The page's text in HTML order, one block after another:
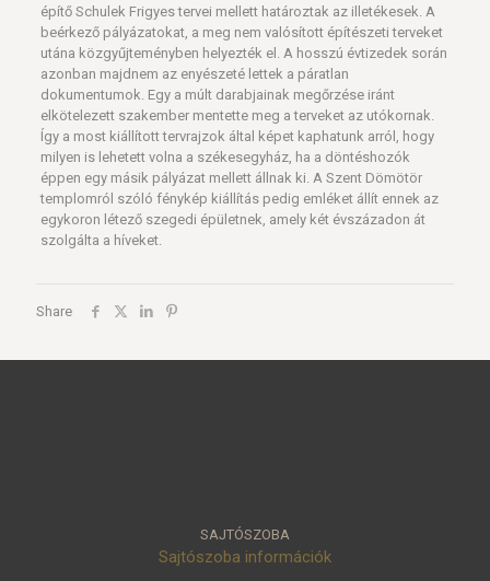
építő Schulek Frigyes tervei mellett határoztak az illetékesek. A
beérkező pályázatokat, a meg nem valósított építészeti terveket
utána közgyűjteményben helyezték el. A hosszú évtizedek során
azonban majdnem az enyészeté lettek a páratlan
dokumentumok. Egy a múlt darabjainak megőrzése iránt
elkötelezett szakember mentette meg a terveket az utókornak.
Így a most kiállított tervrajzok által képet kaphatunk arról, hogy
milyen is lehetett volna a székesegyház, ha a döntéshozók
éppen egy másik pályázat mellett állnak ki. A Szent Dömötör
templomról szóló fénykép kiállítás pedig emléket állít ennek az
egykoron létező szegedi épületnek, amely két évszázadon át
szolgálta a híveket.
Share
SAJTÓSZOBA
Sajtószoba információk